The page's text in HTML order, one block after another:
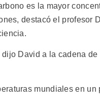
es la mayor
destacó el profesor
David a la cadena
mundiales en